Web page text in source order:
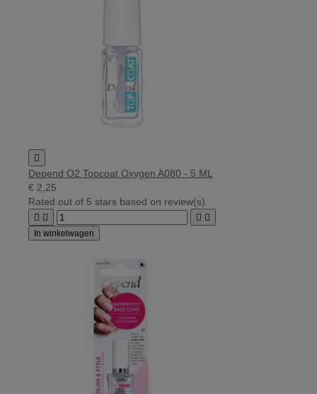

Depend O2 Topcoat Oxygen A080 - 5 ML
€ 2,25
Rated out of 5 stars based on review(s)
   
In winkelwagen